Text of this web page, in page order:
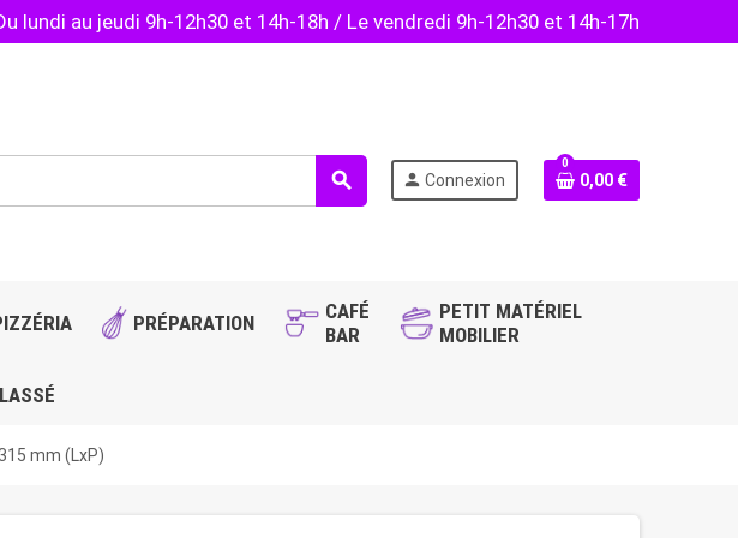
lundi au jeudi 9h-12h30 et 14h-18h / Le vendredi 9h-12h30 et 14h-17h
search person Connexion
0
0,00 €
PRÉPARATION
CAFÉ
BAR
PETIT MATÉRIEL
MOBILIER
mm (LxP)